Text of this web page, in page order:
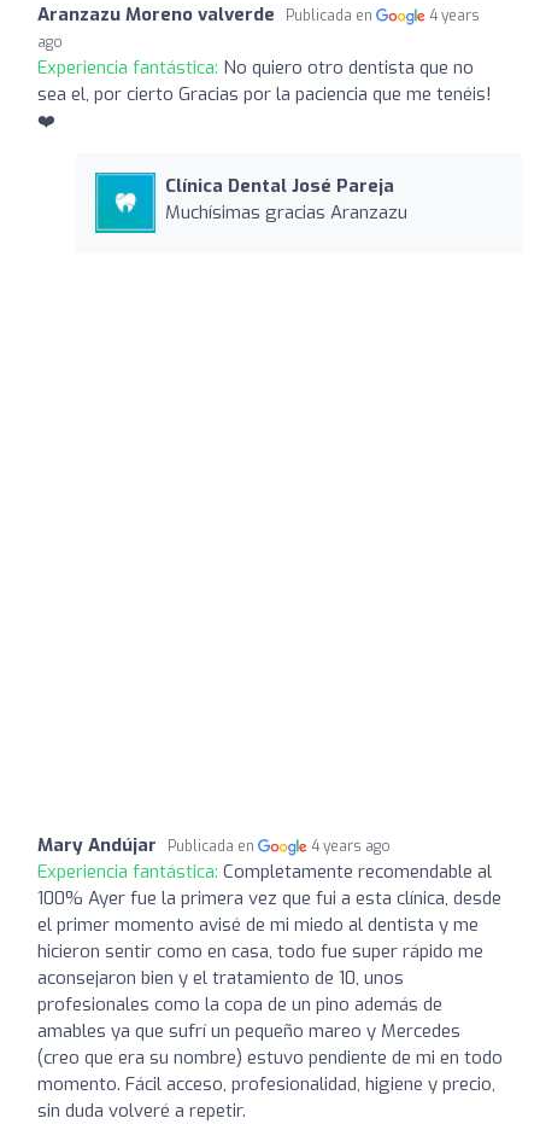
Aranzazu Moreno valverde Publicada en
4 years
ago
Experiencia fantástica: No quiero otro dentista que no
sea el, por cierto Gracias por la paciencia que me tenéis!
❤️
Clínica Dental José Pareja
Muchísimas gracias Aranzazu
Mary Andújar Publicada en 4 years ago
Experiencia fantástica: Completamente recomendable al
100% Ayer fue la primera vez que fui a esta clínica, desde
el primer momento avisé de mi miedo al dentista y me
hicieron sentir como en casa, todo fue super rápido me
aconsejaron bien y el tratamiento de 10, unos
profesionales como la copa de un pino además de
amables ya que sufrí un pequeño mareo y Mercedes
(creo que era su nombre) estuvo pendiente de mi en todo
momento. Fácil acceso, profesionalidad, higiene y precio,
sin duda volveré a repetir.